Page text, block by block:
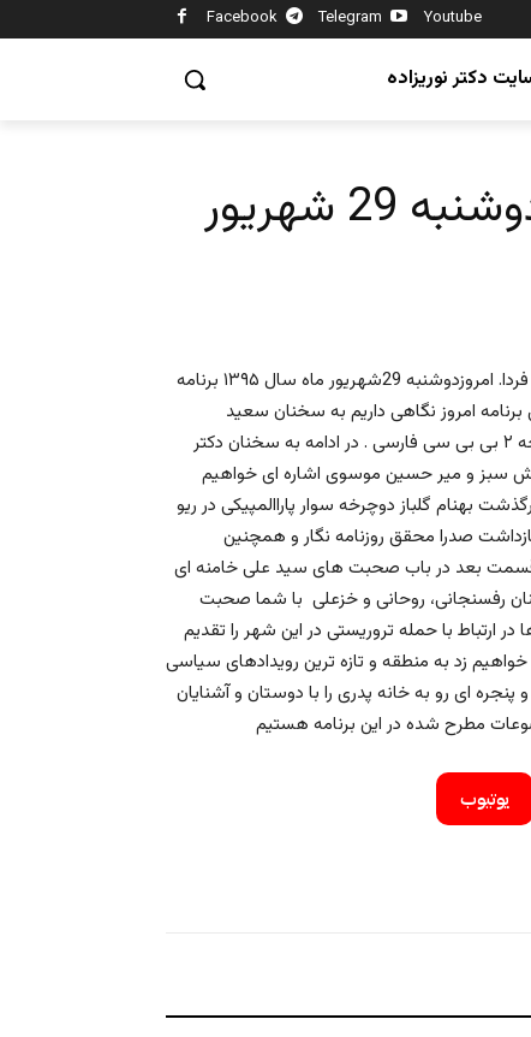
Facebook Telegram Youtube
دکتر نوریزاده
شهریور
با درود فراوان حضور شما یاران و همراهان همیشگی تلویزیون ایران فردا. امروزدوشنبه 29شهریور ماه سال ۱۳۹۵ برنامه
برنامه امروز نگاهی داریم به سخنان سعید
شاهسوندی در ارتباط با زنده یاد دکتر شاهپور بختیار در برنامه صفحه ۲ بی بی سی فارسی . در ادامه به سخنان دکتر
سبز و میر حسین موسوی اشاره ای خواهیم
بهنام گلباز دوچرخه سوار پاراالمپیکی در ریو
صدرا محقق روزنامه نگار و همچنین
بعد در باب صحبت های سید علی خامنه ای
رفسنجانی، روحانی و خزعلی با شما صحبت
ارتباط با حمله تروریستی در این شهر را تقدیم
زد به منطقه و تازه ترین رویدادهای سیاسی
ای رو به خانه پدری را با دوستان و آشنایان
یوتیوب